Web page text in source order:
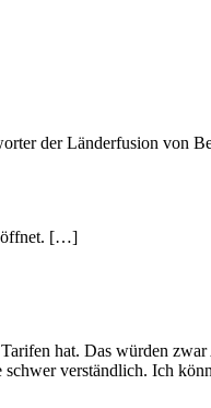
der Länderfusion von
[…]
hat. Das würden
verständlich. Ich